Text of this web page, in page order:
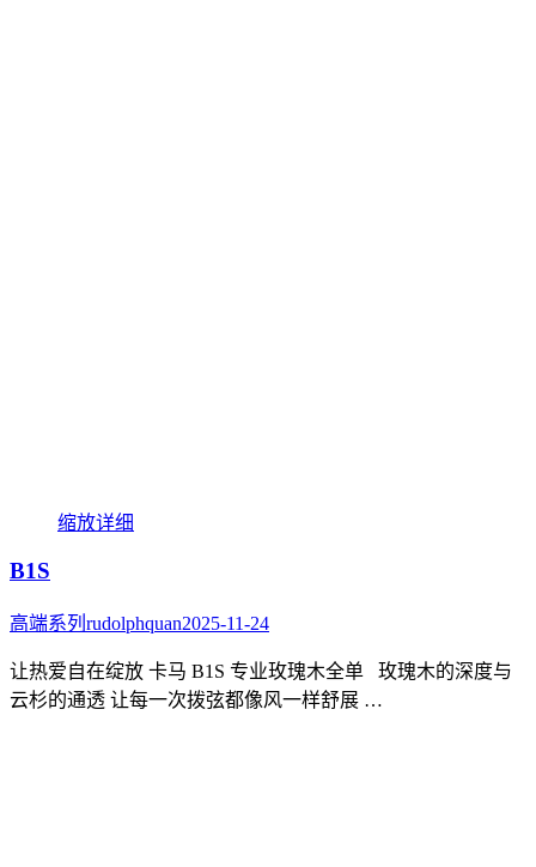
缩放详细
B1S
高端系列 rudolphquan2025-11-24
让热爱自在绽放 卡马 B1S 专业玫瑰木全单 玫瑰木的深度与
云杉的通透 让每一次拨弦都像风一样舒展 …